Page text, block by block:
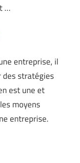
…
entreprise, il
des stratégies
est une et
moyens
entreprise.